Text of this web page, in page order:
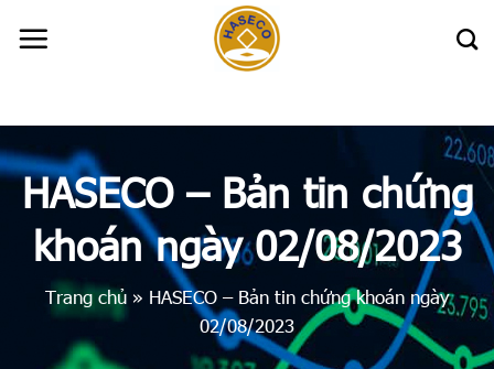
HASECO – Bản tin chứng
khoán ngày 02/08/2023
Trang chủ » HASECO – Bản tin chứng khoán ngày
02/08/2023